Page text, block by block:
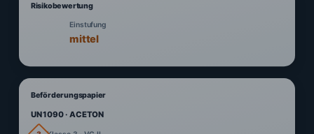
Risikobewertung
Einstufung
mittel
Beförderungspapier
UN 1090 · ACETON